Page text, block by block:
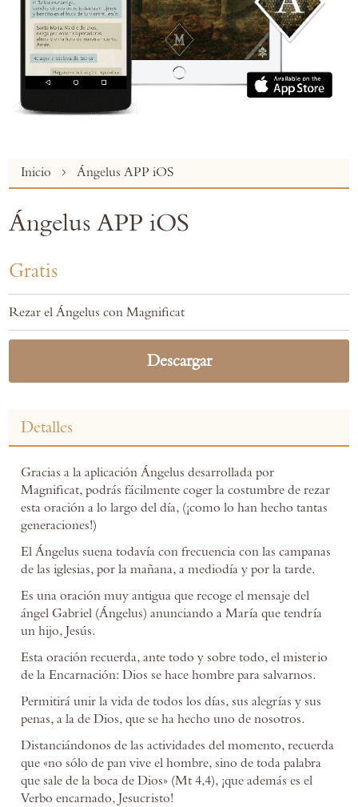
Inicio Ángelus APP iOS
Skip
to
beginning
images
gallery
Ángelus APP iOS
Gratis
Rezar el Ángelus con Magnificat
Descargar
Detalles
Gracias a la aplicación Ángelus desarrollada por
Magnificat, podrás fácilmente coger la costumbre de rezar
esta oración a lo largo del día, (¡como lo han hecho tantas
generaciones!)
El Ángelus suena todavía con frecuencia con las campanas
de las iglesias, por la mañana, a mediodía y por la tarde.
Es una oración muy antigua que recoge el mensaje del
ángel Gabriel (Ángelus) anunciando a María que tendría
un hijo, Jesús.
Esta oración recuerda, ante todo y sobre todo, el misterio
de la Encarnación: Dios se hace hombre para salvarnos.
Permitirá unir la vida de todos los días, sus alegrías y sus
penas, a la de Dios, que se ha hecho uno de nosotros.
Distanciándonos de las actividades del momento, recuerda
que «no sólo de pan vive el hombre, sino de toda palabra
que sale de la boca de Dios» (Mt 4,4), ¡que además es el
Verbo encarnado, Jesucristo!